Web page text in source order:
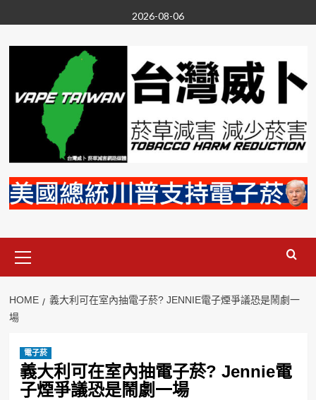
to
content
2026-08-06
Menu
HOME
義大利可在室內抽電子菸? JENNIE電子煙爭議恐是鬧劇一
場
電子菸
義大利可在室內抽電子菸? Jennie電
子煙爭議恐是鬧劇一場